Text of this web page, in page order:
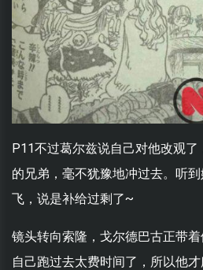
P11不过葛尔兹说自己对他改观
的兄弟，毫不犹豫地冲过去。听
飞，说是补给过剩了~
镜头转向索隆，戈尔德巴古正带
自己跑过去太费时间了，所以他